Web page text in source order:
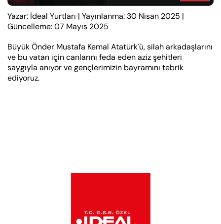
Yazar: İdeal Yurtları | Yayınlanma: 30 Nisan 2025 |
Güncelleme: 07 Mayıs 2025
Büyük Önder Mustafa Kemal Atatürk`ü, silah arkadaşlarını
ve bu vatan için canlarını feda eden aziz şehitleri
saygıyla anıyor ve gençlerimizin bayramını tebrik
ediyoruz.